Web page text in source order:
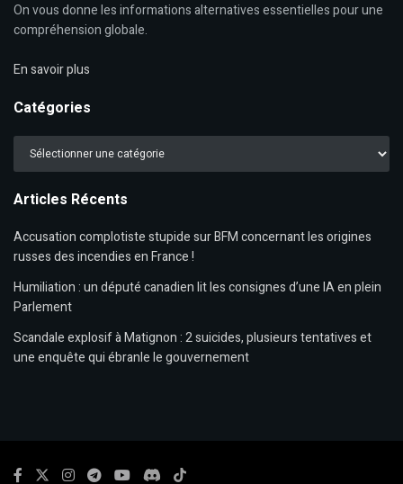
On vous donne les informations alternatives essentielles pour une
compréhension globale.
En savoir plus
Catégories
Catégories
Articles Récents
Accusation complotiste stupide sur BFM concernant les origines
russes des incendies en France !
Humiliation : un député canadien lit les consignes d’une IA en plein
Parlement
Scandale explosif à Matignon : 2 suicides, plusieurs tentatives et
une enquête qui ébranle le gouvernement